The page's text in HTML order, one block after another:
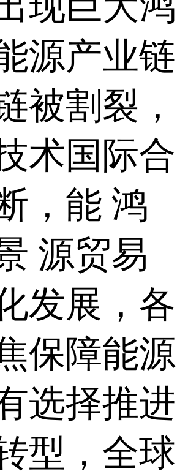
源产业链
被割裂，
术国际合
，能 鸿
源贸易
发展，各
保障能源
选择推进
型，全球